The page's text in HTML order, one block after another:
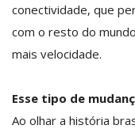
conectividade, que
com o resto do
mais velocidade.
Esse tipo de
Ao olhar a história